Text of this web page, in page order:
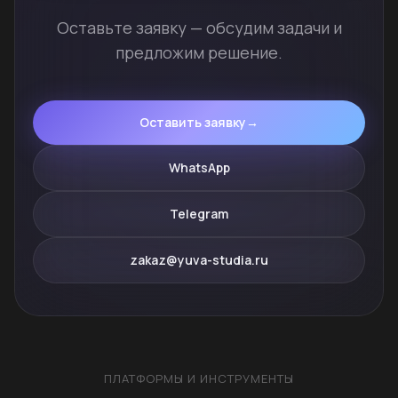
Оставьте заявку — обсудим задачи и
предложим решение.
Оставить заявку →
WhatsApp
Telegram
zakaz@yuva-studia.ru
ПЛАТФОРМЫ И ИНСТРУМЕНТЫ